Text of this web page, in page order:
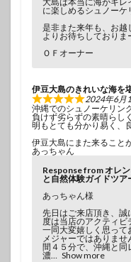
に楽しめるシュノーケ
是非また来年も、お越
よりお待ちしておりま
ＯＦオーナー
伊豆大島のきれいな海を
2024年6月
沖縄でのシュノーケリン
負けず劣らずの素晴らし
明もとても分かり易く、
伊豆大島にまた来ること
あっちゃん
Response from オレ
と自然体験ガイドツア
あっちゃん様
先日はご来店頂き、誠
度は当店のアクティ
一同大変嬉しく思って
メジャーではありま
間４５分で、沖縄と同
濃
Show more